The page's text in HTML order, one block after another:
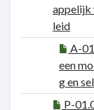
appelijk
leid
A-
een
g en
P-